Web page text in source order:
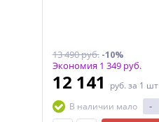
13 490 руб.-10%
Экономия 1 349 руб.
12 141 руб. за 1 шт
В наличии мало
-